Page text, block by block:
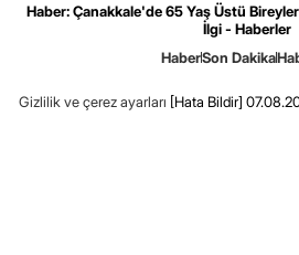
Haber: Çanakkale'de 65 Yaş Üstü
İlgi - Haberler
HaberSon Dakika
Gizlilik ve çerez ayarları [Hata Bildir]